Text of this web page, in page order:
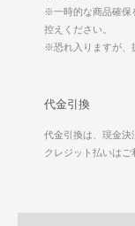
※一時的な商品確保
控えください。
※恐れ入りますが、
代金引換
代金引換は、現金決
クレジット払いはご